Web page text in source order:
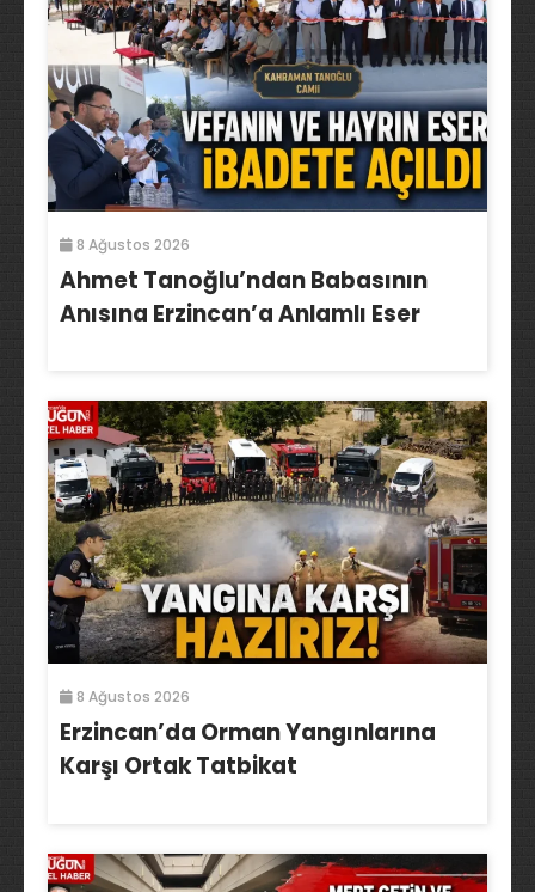
8 Ağustos 2026
Ahmet Tanoğlu’ndan Babasının
Anısına Erzincan’a Anlamlı Eser
8 Ağustos 2026
Erzincan’da Orman Yangınlarına
Karşı Ortak Tatbikat